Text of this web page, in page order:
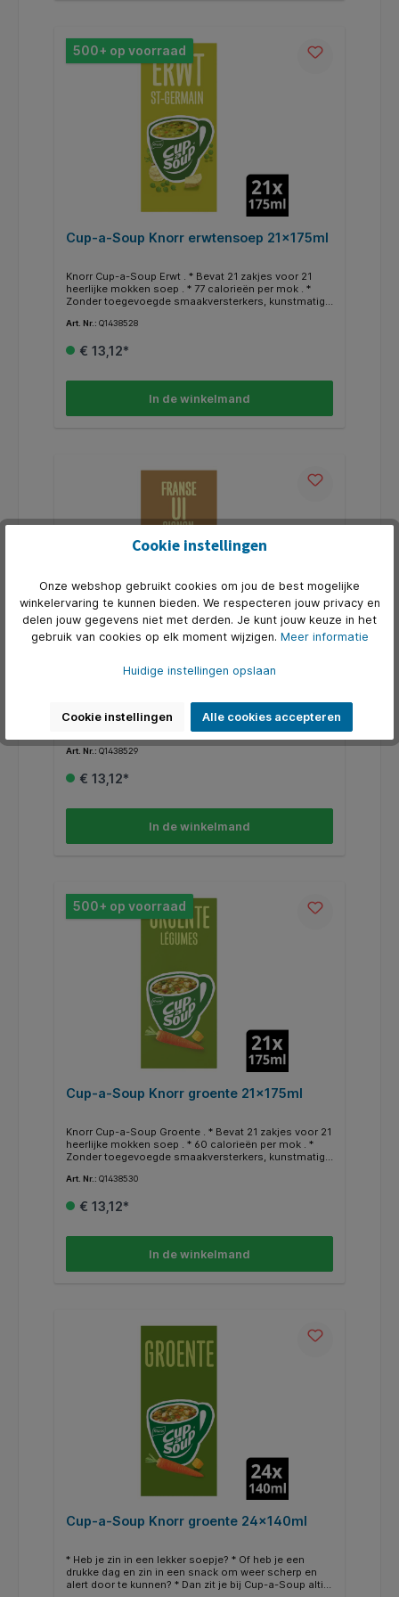
500+ op voorraad
Cup-a-Soup Knorr erwtensoep 21x175ml
Knorr Cup-a-Soup Erwt . * Bevat 21 zakjes voor 21
heerlijke mokken soep . * 77 calorieën per mok . *
Zonder toegevoegde smaakversterkers, kunstmatige
vegetariërs . * Een heerlijk tussendoortje .
Art. Nr.: Q1438528
€ 13,12*
In de winkelmand
Cup-a-Soup Knorr Franse ui 21x175ml
Knorr Cup-a-Soup Franse Ui . * Bevat 21 zakjes voor
21 heerlijke mokken soep . * 46 calorieën per mok . *
Zonder toegevoegde smaakversterkers en
kunstmatige kleurstoffen . * Eenvoudig en snel te
bereiden . * Een heerlijk tussendoortje .
Art. Nr.: Q1438529
€ 13,12*
In de winkelmand
500+ op voorraad
Cup-a-Soup Knorr groente 21x175ml
Knorr Cup-a-Soup Groente . * Bevat 21 zakjes voor 21
heerlijke mokken soep . * 60 calorieën per mok . *
Zonder toegevoegde smaakversterkers, kunstmatige
veganisten . * Een heerlijk tussendoortje .
Art. Nr.: Q1438530
€ 13,12*
In de winkelmand
Cup-a-Soup Knorr groente 24x140ml
* Heb je zin in een lekker soepje? * Of heb je een
drukke dag en zin in een snack om weer scherp en
alert door te kunnen? * Dan zit je bij Cup-a-Soup altijd
Cookie instellingen
Onze webshop gebruikt cookies om jou de best mogelijke
winkelervaring te kunnen bieden. We respecteren jouw privacy en
delen jouw gegevens niet met derden. Je kunt jouw keuze in het
gebruik van cookies op elk moment wijzigen. Meer informatie
Huidige instellingen opslaan
Cookie instellingen Alle cookies accepteren